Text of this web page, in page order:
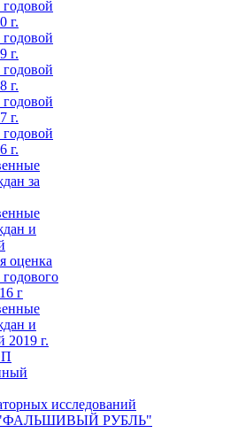
г.
г.
г.
г.
г.
за
и
оценка
г
и
2019 г.
исследований
РУБЛЬ"